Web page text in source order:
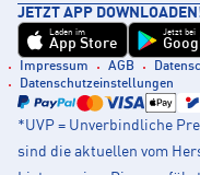
JETZT APP
Laden im
App Store
Jetzt bei
Impressum AGB
Datenschutzeinstellungen
*UVP = Unverbindliche
sind die aktuellen vom